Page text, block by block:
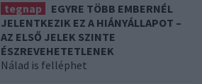
tegnap
EGYRE TÖBB EMBERNÉL
JELENTKEZIK EZ A HIÁNYÁLLAPOT –
AZ ELSŐ JELEK SZINTE
ÉSZREVEHETETLENEK
Nálad is felléphet